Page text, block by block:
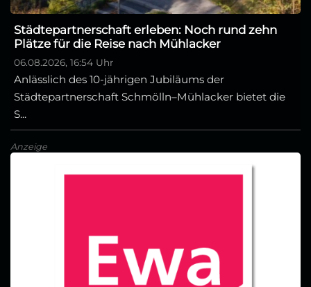
Städtepartnerschaft erleben: Noch rund zehn
Plätze für die Reise nach Mühlacker
06.08.2026, 16:54 Uhr
Anlässlich des 10-jährigen Jubiläums der
Städtepartnerschaft Schmölln–Mühlacker bietet die
S...
Anzeige